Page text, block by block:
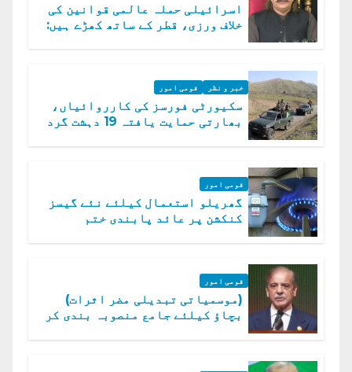
اسرائیلی حملہ عالمی قوانین کی
خلاف ورزی، قطر کے ساتھ کھڑے ہیں:
خبر و نظر قومی امور
سکیورٹی فورسز کی کارروائیاں،
بھارتی حمایت یافتہ 19 دہشت گرد
قومی امور
گھریلو استعمال کیلئے نئے گیسز
کنکشن پر عائد پابندی ختم
قومی امور
(موسمیاتی تبدیلی مضر اثرات)
بچاؤ کیلئے جامع منصوبہ بندی کر